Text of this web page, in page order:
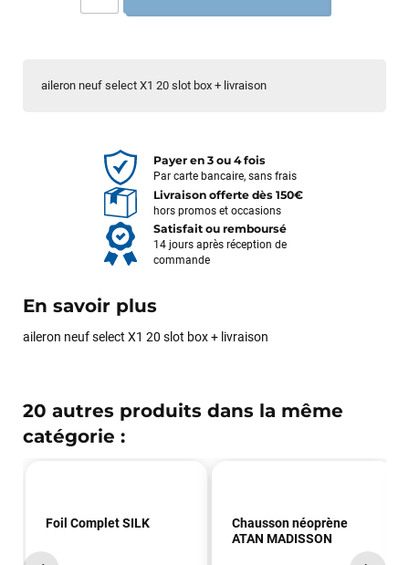
aileron neuf select X1 20 slot box + livraison
Payer en 3 ou 4 fois
Par carte bancaire, sans frais
Livraison offerte dès 150€
hors promos et occasions
Satisfait ou remboursé
14 jours après réception de
commande
En savoir plus
aileron neuf select X1 20 slot box + livraison
20 autres produits dans la même
catégorie :
Foil Complet SILK
Chausson néoprène
ATAN MADISSON